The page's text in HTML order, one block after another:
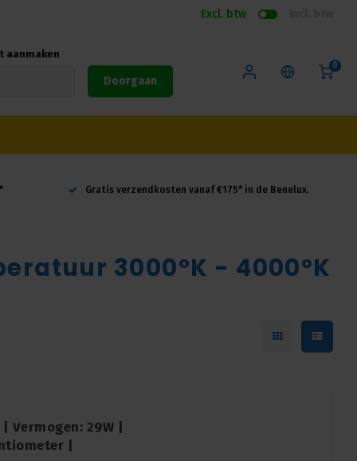
Excl. btw
aanmaken
Doorgaan
0
Gratis verzendkosten vanaf €175* in de Benelux.
3000°K - 4000°K
Vermogen: 29W |
|